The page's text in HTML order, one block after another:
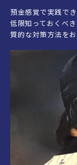
預金感覚で実践で
低限知っておくべ
質的な対策方法をお